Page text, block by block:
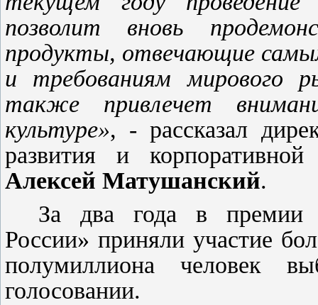
позволит вновь
продукты, отвечающие
и требованиям мирового
также привлечет
культуре», - рассказал
развития и
Алексей Матушанский.
За два года в премии
России» приняли участие
полумиллиона человек
голосовании.